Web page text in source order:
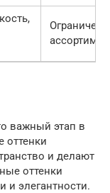
важный этап в
оттенки
и делают
оттенки
и элегантности.